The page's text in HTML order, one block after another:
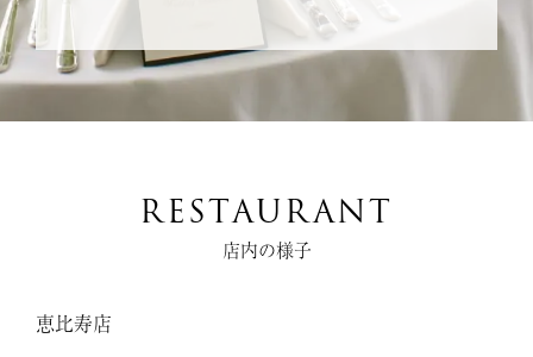
RESTAURANT
店内の様子
恵比寿店